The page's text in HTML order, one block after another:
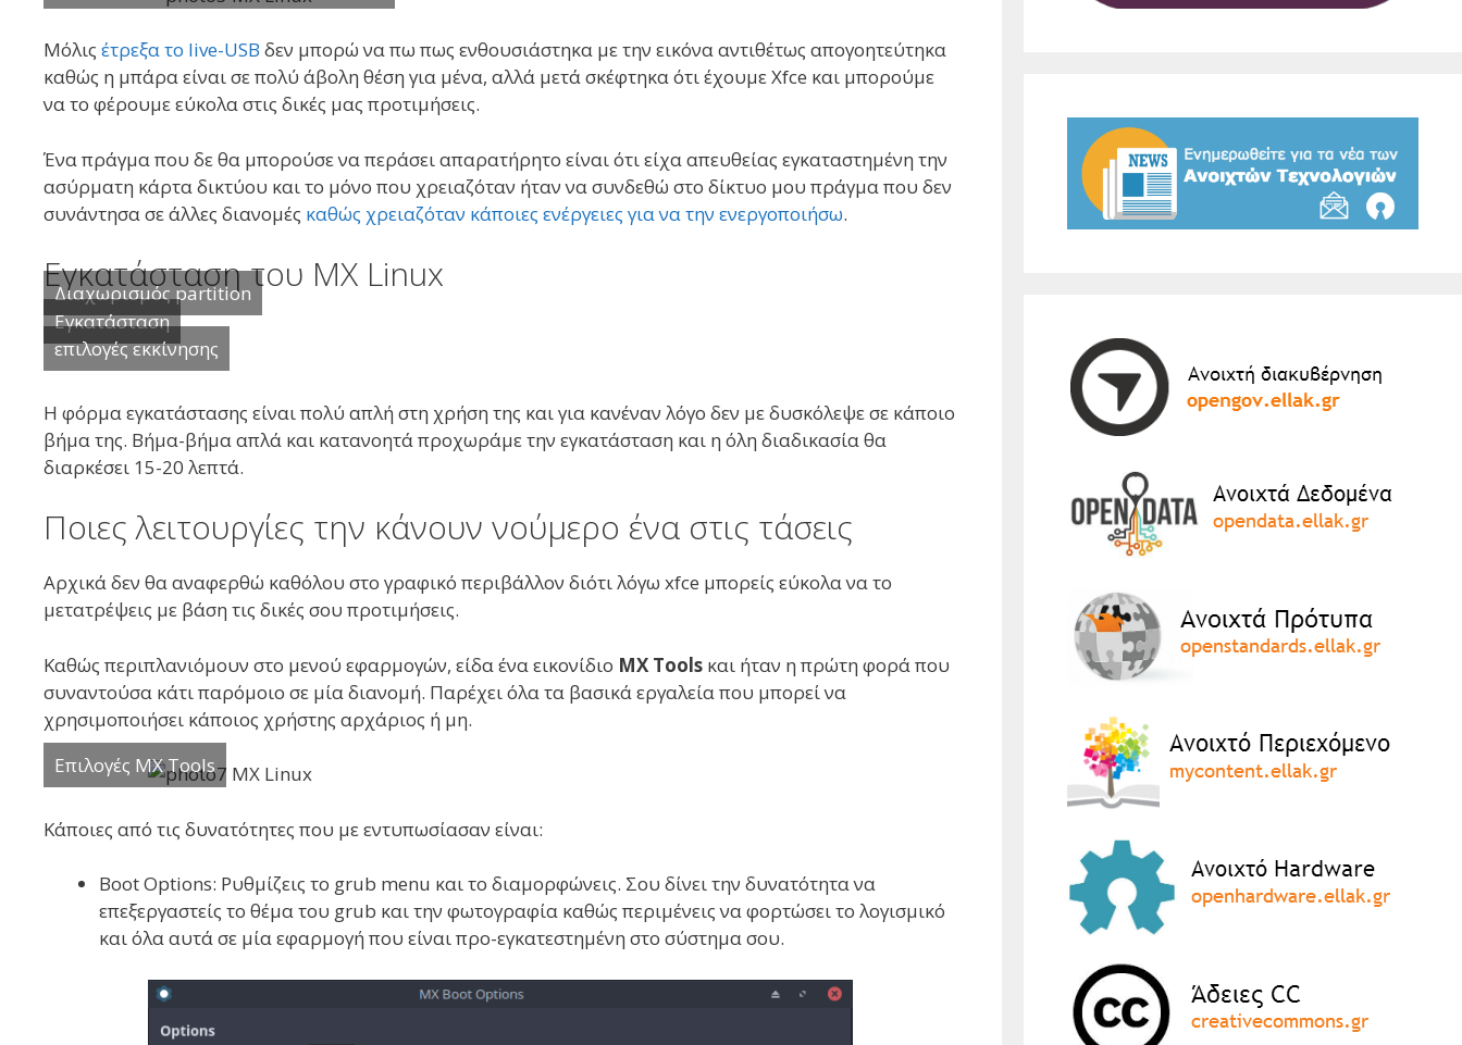
Μόλις έτρεξα το live-USB δεν μπορώ να πω πως ενθουσιάστηκα με την εικόνα αντιθέτως απογοητεύτηκα
καθώς η μπάρα είναι σε πολύ άβολη θέση για μένα, αλλά μετά σκέφτηκα ότι έχουμε Xfce και μπορούμε
να το φέρουμε εύκολα στις δικές μας προτιμήσεις.
Ένα πράγμα που δε θα μπορούσε να περάσει απαρατήρητο είναι ότι είχα απευθείας εγκαταστημένη την
ασύρματη κάρτα δικτύου και το μόνο που χρειαζόταν ήταν να συνδεθώ στο δίκτυο μου πράγμα που δεν
συνάντησα σε άλλες διανομές καθώς χρειαζόταν κάποιες ενέργειες για να την ενεργοποιήσω.
Εγκατάσταση του MX Linux
Διαχωρισμός partition
Εγκατάσταση
επιλογές εκκίνησης
Η φόρμα εγκατάστασης είναι πολύ απλή στη χρήση της και για κανέναν λόγο δεν με δυσκόλεψε σε κάποιο
βήμα της. Βήμα-βήμα απλά και κατανοητά προχωράμε την εγκατάσταση και η όλη διαδικασία θα
διαρκέσει 15-20 λεπτά.
Ποιες λειτουργίες την κάνουν νούμερο ένα στις τάσεις
Αρχικά δεν θα αναφερθώ καθόλου στο γραφικό περιβάλλον διότι λόγω xfce μπορείς εύκολα να το
μετατρέψεις με βάση τις δικές σου προτιμήσεις.
Καθώς περιπλανιόμουν στο μενού εφαρμογών, είδα ένα εικονίδιο MX Tools και ήταν η πρώτη φορά που
συναντούσα κάτι παρόμοιο σε μία διανομή. Παρέχει όλα τα βασικά εργαλεία που μπορεί να
χρησιμοποιήσει κάποιος χρήστης αρχάριος ή μη.
Επιλογές MX Tools
Κάποιες από τις δυνατότητες που με εντυπωσίασαν είναι:
Boot Options: Ρυθμίζεις το grub menu και το διαμορφώνεις. Σου δίνει την δυνατότητα να
επεξεργαστείς το θέμα του grub και την φωτογραφία καθώς περιμένεις να φορτώσει το λογισμικό
και όλα αυτά σε μία εφαρμογή που είναι προ-εγκατεστημένη στο σύστημα σου.